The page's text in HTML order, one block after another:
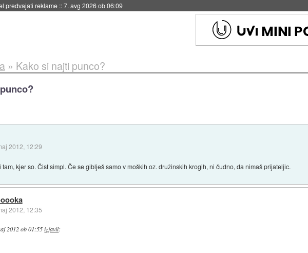
predvajati reklame ::7. avg 2026 ob 06:09
» Kako si najti punco?
2012, 12:29
tam, kjer so. Čist simpl. Če se giblješ samo v moških oz. družinskih krogih, ni čudno, da nimaš prijateljic.
2012, 12:35
2012 ob 01:55 izjavil: